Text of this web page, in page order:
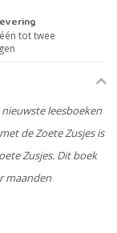
tot twee
nieuwste leesboeken
de Zoete Zusjes is
Zusjes. Dit boek
maanden